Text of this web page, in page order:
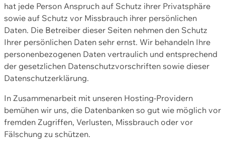
hat jede Person Anspruch auf Schutz ihrer Privatsphäre
sowie auf Schutz vor Missbrauch ihrer persönlichen
Daten. Die Betreiber dieser Seiten nehmen den Schutz
Ihrer persönlichen Daten sehr ernst. Wir behandeln Ihre
personenbezogenen Daten vertraulich und entsprechend
der gesetzlichen Datenschutzvorschriften sowie dieser
Datenschutzerklärung.
In Zusammenarbeit mit unseren Hosting-Providern
bemühen wir uns, die Datenbanken so gut wie möglich vor
fremden Zugriffen, Verlusten, Missbrauch oder vor
Fälschung zu schützen.